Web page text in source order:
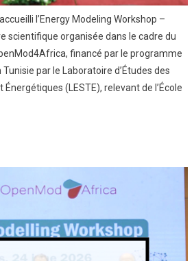
l’Energy Modeling Workshop –
scientifique organisée dans le cadre du
financé par le programme
par le Laboratoire d’Études des
(LESTE), relevant de l’École